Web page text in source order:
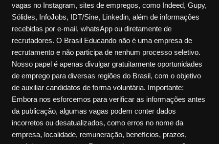
vagas no Instagram, sites de empregos, como Indeed, Gupy,
Sólides, InfoJobs, IDT/Sine, Linkedin, além de informações
recebidas por e-mail, whatsApp ou diretamente de
recrutadores. O Brasil Educando não é uma empresa de
recrutamento e não participa de nenhum processo seletivo.
Nosso papel é apenas divulgar gratuitamente oportunidades
de emprego para diversas regiões do Brasil, com o objetivo
de auxiliar candidatos de forma voluntária. Importante:
Embora nos esforcemos para verificar as informações antes
da publicação, algumas vagas podem conter dados
incorretos ou desatualizados, como erros no nome da
empresa, localidade, remuneração, benefícios, prazos,